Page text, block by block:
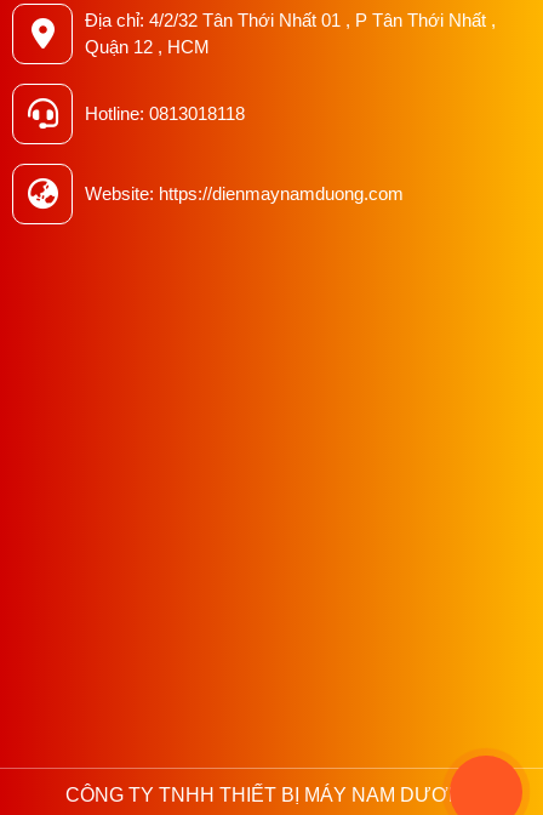
Địa chỉ: 4/2/32 Tân Thới Nhất 01 , P Tân Thới Nhất ,
Quận 12 , HCM
Hotline: 0813018118
Website: https://dienmaynamduong.com
CÔNG TY TNHH THIẾT BỊ MÁY NAM DƯƠNG